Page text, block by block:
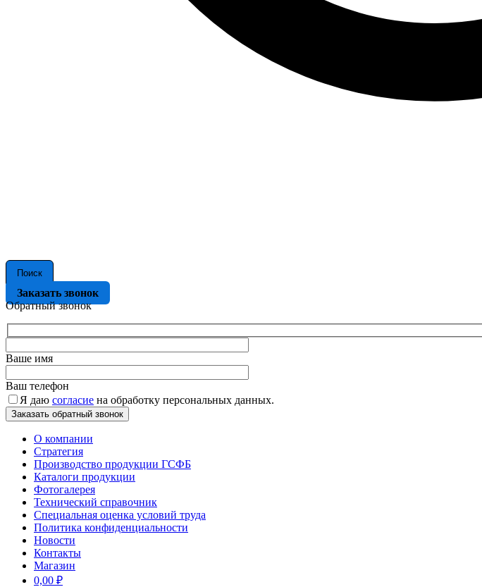
Поиск
Заказать звонок
Обратный звонок
Ваше имя
Ваш телефон
Я даю согласие на обработку персональных данных.
О компании
Стратегия
Производство продукции ГСФБ
Каталоги продукции
Фотогалерея
Технический справочник
Специальная оценка условий труда
Политика конфиденциальности
Новости
Контакты
Магазин
0,00 ₽